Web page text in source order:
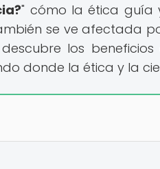
" cómo la ética guía
se ve afectada
los beneficios
donde la ética y la